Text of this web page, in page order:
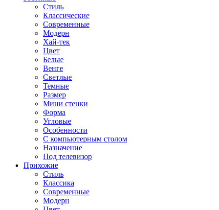
Стиль
Классические
Современные
Модерн
Хай-тек
Цвет
Белые
Венге
Светлые
Темные
Размер
Мини стенки
Форма
Угловые
Особенности
С компьютерным столом
Назначение
Под телевизор
Прихожие
Стиль
Классика
Современные
Модерн